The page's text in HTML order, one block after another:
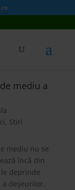
mediu a
, Stiri
mediu nu se
încă din
deprinde
a deșeurilor,